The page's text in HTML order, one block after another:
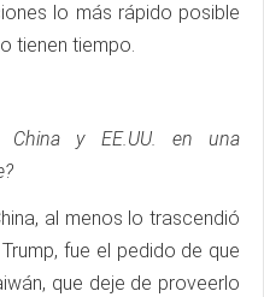
lo más rápido posible
tienen tiempo.
China y EE.UU. en una
al menos lo trascendió
fue el pedido de que
que deje de proveerlo